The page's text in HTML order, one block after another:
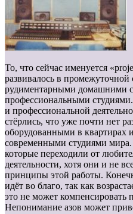
То, что сейчас именуется
развивалось в
рудиментарными домашними
профессиональными
и профессиональной
стёрлись, что уже почти нет
оборудованными в квартирах
современными студиями мира.
которые переходили от
деятельности, хотя они и не
принципы этой работы.
идёт во благо, так как
это не может компенсировать
Непонимание азов может